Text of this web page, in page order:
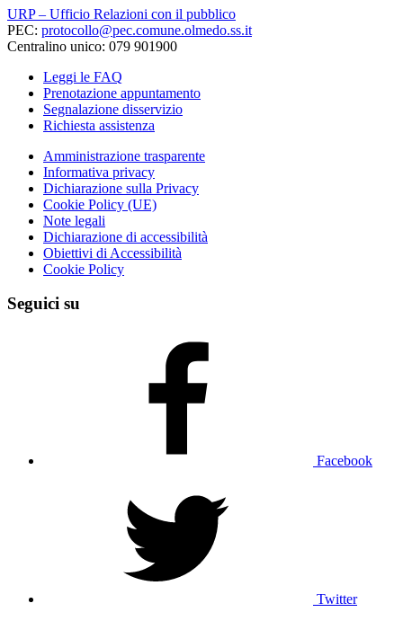
URP – Ufficio Relazioni con il pubblico
PEC: protocollo@pec.comune.olmedo.ss.it
Centralino unico: 079 901900
Leggi le FAQ
Prenotazione appuntamento
Segnalazione disservizio
Richiesta assistenza
Amministrazione trasparente
Informativa privacy
Dichiarazione sulla Privacy
Cookie Policy (UE)
Note legali
Dichiarazione di accessibilità
Obiettivi di Accessibilità
Cookie Policy
Seguici su
Facebook
Twitter